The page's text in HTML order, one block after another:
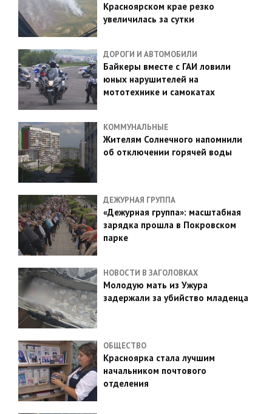
Красноярском крае резко
увеличилась за сутки
ДОРОГИ И АВТОМОБИЛИ
Байкеры вместе с ГАИ ловили
юных нарушителей на
мототехнике и самокатах
КОММУНАЛЬНЫЕ
Жителям Солнечного напомнили
об отключении горячей воды
ДЕЖУРНАЯ ГРУППА
«Дежурная группа»: масштабная
зарядка прошла в Покровском
парке
НОВОСТИ В ЗАГОЛОВКАХ
Молодую мать из Ужура
задержали за убийство младенца
ОБЩЕСТВО
Красноярка стала лучшим
начальником почтового
отделения